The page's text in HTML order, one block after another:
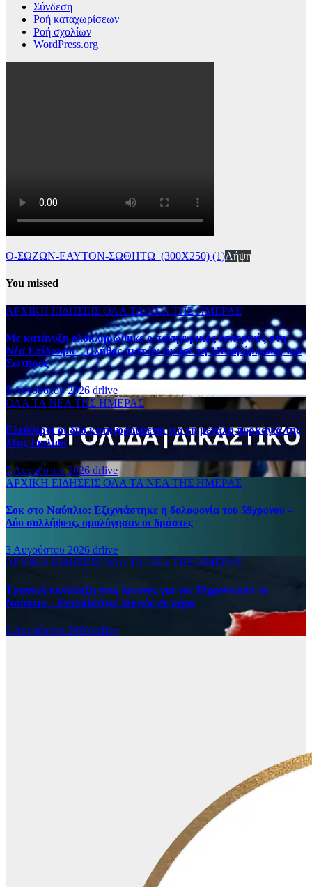
Σύνδεση
Ροή καταχωρίσεων
Ροή σχολίων
WordPress.org
Ο-ΣΩΖΩΝ-ΕΑΥΤΟΝ-ΣΩΘΗΤΩ_(300Χ250) (1)Λήψη
You missed
ΑΡΧΙΚΗ ΕΙΔΗΣΕΙΣ ΟΛΑ ΤΑ ΝΕΑ ΤΗΣ ΗΜΕΡΑΣ
Με κατάνυξη ολοκληρώθηκε ο πανηγυρικός εσπερινός στη
Νέα Επίδαυρο – Πλήθος πιστών τίμησε τη Μεταμόρφωση του
Σωτήρος
5 Αυγούστου 2026 drlive
ΟΛΑ ΤΑ ΝΕΑ ΤΗΣ ΗΜΕΡΑΣ
Ελεύθεροι οι δύο κατηγορούμενοι για τη μεγάλη πυρκαγιά της
31ης Ιουλίου
5 Αυγούστου 2026 drlive
ΑΡΧΙΚΗ ΕΙΔΗΣΕΙΣ ΟΛΑ ΤΑ ΝΕΑ ΤΗΣ ΗΜΕΡΑΣ
Σοκ στο Ναύπλιο: Εξιχνιάστηκε η δολοφονία του 59χρονου –
Δύο συλλήψεις, ομολόγησαν οι δράστες
3 Αυγούστου 2026 drlive
ΑΡΧΙΚΗ ΕΙΔΗΣΕΙΣ ΟΛΑ ΤΑ ΝΕΑ ΤΗΣ ΗΜΕΡΑΣ
Τραγική κατάληξη στις έρευνες για τον 58χρονο από το
Ναύπλιο – Εντοπίστηκε νεκρός σε ρέμα
3 Αυγούστου 2026 drlive